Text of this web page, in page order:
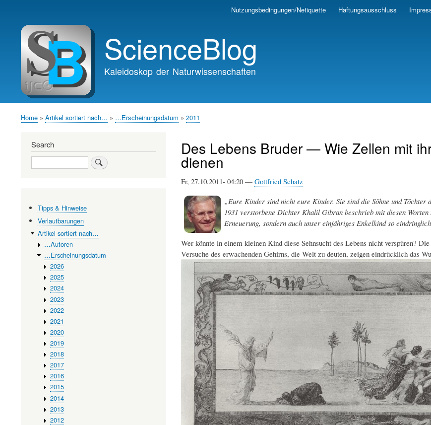
Skip
navigation
Nutzungsbedingungen/Netiquette Haftungsausschluss
ScienceBlog
Kaleidoskop der Naturwissenschaften
Home Artikel sortiert nach… …Erscheinungsdatum 2011
Des Lebens Bruder — Wie Zellen mit
dienen
Fr, 27.10.2011- 04:20 — Gottfried Schatz
„Eure Kinder sind nicht eure Kinder. Sie sind die Söhne und Töchter
1931 verstorbene Dichter Khalil Gibran beschrieb mit diesen
Erneuerung, sondern auch unser einjähriges Enkelkind so
Wer könnte in einem kleinen Kind diese Sehnsucht des Lebens nicht verspüren?
Versuche des erwachenden Gehirns, die Welt zu deuten, zeigen eindrücklich das
Search
Search
Tipps & Hinweise
Verlautbarungen
Artikel sortiert nach…
…Autoren
…Erscheinungsdatum
2026
2025
2024
2023
2022
2021
2020
2019
2018
2017
2016
2015
2014
2013
2012